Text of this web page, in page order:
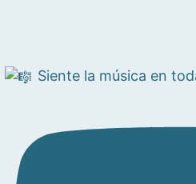
Siente la música en